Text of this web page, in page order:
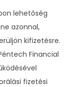
lehetőség
azonnal,
kifizetésre.
Financial
fizetési